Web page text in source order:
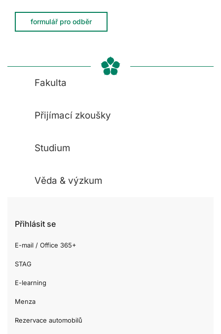
formulář pro odběr
Fakulta
Přijímací zkoušky
Studium
Věda & výzkum
Přihlásit se
E-mail / Office 365+
STAG
E-learning
Menza
Rezervace automobilů